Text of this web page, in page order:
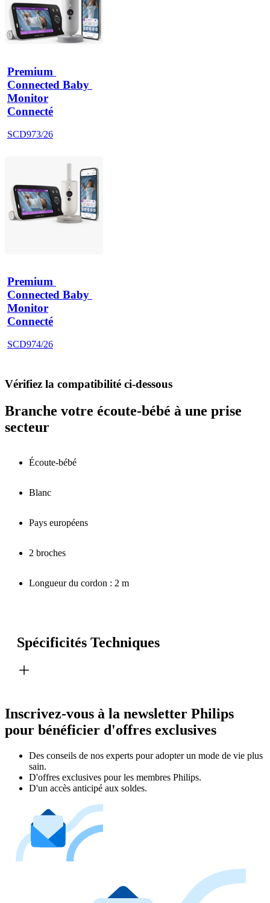
Premium
Connected Baby
Monitor
Connecté
SCD973/26
Premium
Connected Baby
Monitor
Connecté
SCD974/26
Vérifiez la compatibilité ci-dessous
Branche votre écoute-bébé à une prise
secteur
Écoute-bébé
Blanc
Pays européens
2 broches
Longueur du cordon : 2 m
Spécificités Techniques
Inscrivez-vous à la newsletter Philips
pour bénéficier d'offres exclusives
Des conseils de nos experts pour adopter un mode de vie plus
sain.
D'offres exclusives pour les membres Philips.
D'un accès anticipé aux soldes.